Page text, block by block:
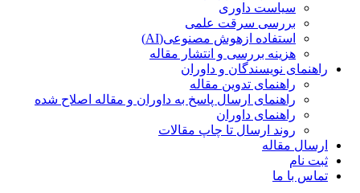
سیاست داوری
بررسی سرقت علمی
استفاده ازهوش مصنوعی(AI)
هزینه بررسی و انتشار مقاله
راهنمای نویسندگان و داوران
راهنمای تدوین مقاله
راهنمای ارسال پاسخ به داوران و مقاله اصلاح شده
راهنمای داوران
روند ارسال تا چاپ مقالات
ارسال مقاله
ثبت نام
تماس با ما